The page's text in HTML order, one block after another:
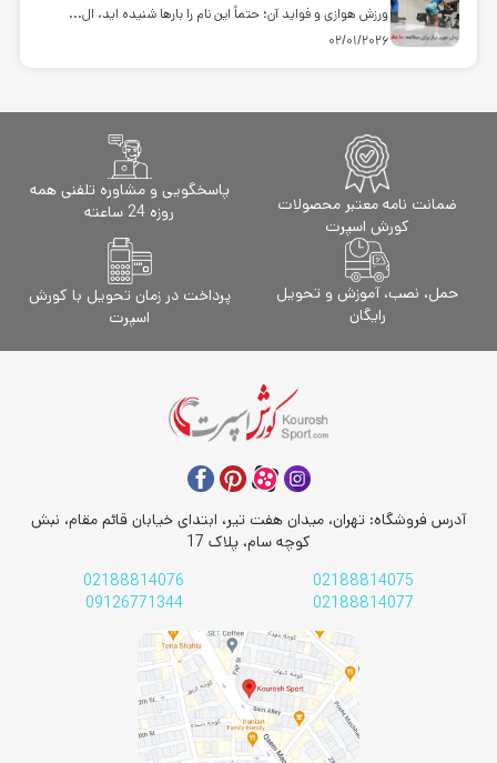
ورزش هوازی و فواید آن؛ حتماً این نام را بارها شنیده اید، ال...
02/01/2026
ضمانت نامه معتبر محصولات
کورش اسپرت
پاسخگویی و مشاوره تلفنی همه
روزه 24 ساعته
حمل، نصب، آموزش و تحویل
رایگان
پرداخت در زمان تحویل با کورش
اسپرت
آدرس فروشگاه: تهران، میدان هفت تیر، ابتدای خیابان قائم مقام، نبش
کوچه سام، پلاک 17
02188814075
02188814076
02188814077
09126771344